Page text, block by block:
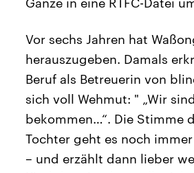
Vor sechs Jahren hat
herauszugeben. Damals
Beruf als Betreuerin von
sich voll Wehmut: " „Wir
bekommen…“. Die Stimme
Tochter geht es noch
– und erzählt dann lieber